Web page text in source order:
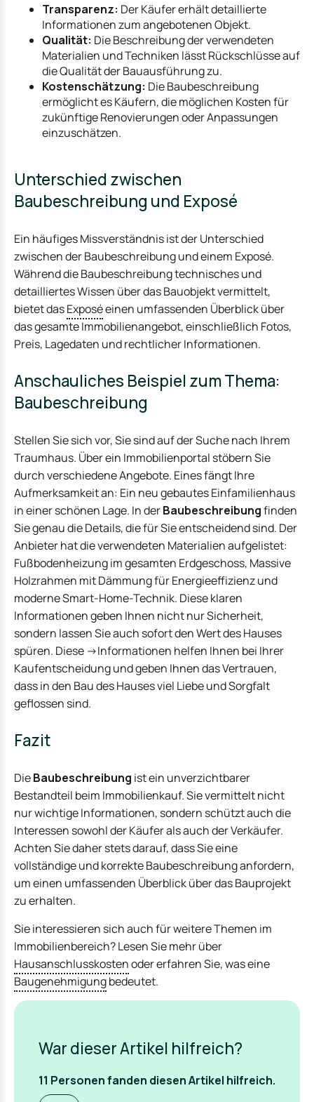
Transparenz: Der Käufer erhält detaillierte
Informationen zum angebotenen Objekt.
Qualität: Die Beschreibung der verwendeten
Materialien und Techniken lässt Rückschlüsse auf
die Qualität der Bauausführung zu.
Kostenschätzung: Die Baubeschreibung
ermöglicht es Käufern, die möglichen Kosten für
zukünftige Renovierungen oder Anpassungen
einzuschätzen.
Unterschied zwischen
Baubeschreibung und Exposé
Ein häufiges Missverständnis ist der Unterschied
zwischen der Baubeschreibung und einem Exposé.
Während die Baubeschreibung technisches und
detailliertes Wissen über das Bauobjekt vermittelt,
bietet dasExposéeinen umfassenden Überblick über
das gesamte Immobilienangebot, einschließlich Fotos,
Preis, Lagedaten und rechtlicher Informationen.
Anschauliches Beispiel zum Thema:
Baubeschreibung
Stellen Sie sich vor, Sie sind auf der Suche nach Ihrem
Traumhaus. Über ein Immobilienportal stöbern Sie
durch verschiedene Angebote. Eines fängt Ihre
Aufmerksamkeit an: Ein neu gebautes Einfamilienhaus
in einer schönen Lage. In derBaubeschreibungfinden
Sie genau die Details, die für Sie entscheidend sind. Der
Anbieter hat die verwendeten Materialien aufgelistet:
Fußbodenheizung im gesamten Erdgeschoss, Massive
Holzrahmen mit Dämmung für Energieeffizienz und
moderne Smart-Home-Technik. Diese klaren
Informationen geben Ihnen nicht nur Sicherheit,
sondern lassen Sie auch sofort den Wert des Hauses
spüren. Diese ->Informationen helfen Ihnen bei Ihrer
Kaufentscheidung und geben Ihnen das Vertrauen,
dass in den Bau des Hauses viel Liebe und Sorgfalt
geflossen sind.
Fazit
DieBaubeschreibung ist ein unverzichtbarer
Bestandteil beim Immobilienkauf. Sie vermittelt nicht
nur wichtige Informationen, sondern schützt auch die
Interessen sowohl der Käufer als auch der Verkäufer.
Achten Sie daher stets darauf, dass Sie eine
vollständige und korrekte Baubeschreibung anfordern,
um einen umfassenden Überblick über das Bauprojekt
zu erhalten.
Sie interessieren sich auch für weitere Themen im
Immobilienbereich? Lesen Sie mehr über
Hausanschlusskostenoder erfahren Sie, was eine
Baugenehmigungbedeutet.
War dieser Artikel hilfreich?
11 Personen fanden diesen Artikel hilfreich.